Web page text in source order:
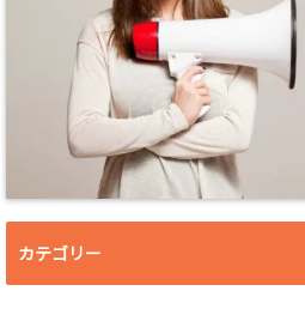
カテゴリー